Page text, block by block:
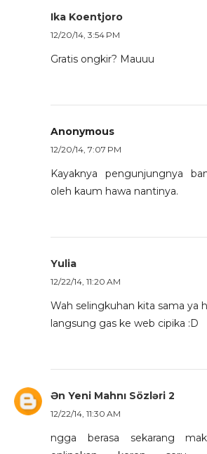
Ika Koentjoro
12/20/14, 3:54 PM
Gratis ongkir? Mauuu
Anonymous
12/20/14, 7:07 PM
Kayaknya pengunjungnya
oleh kaum hawa nantinya.
Yulia
12/22/14, 11:20 AM
Wah selingkuhan kita sama ya
langsung gas ke web cipika :D
Ən Yeni Mahnı Sözləri 2
12/22/14, 11:30 AM
ngga berasa sekarang